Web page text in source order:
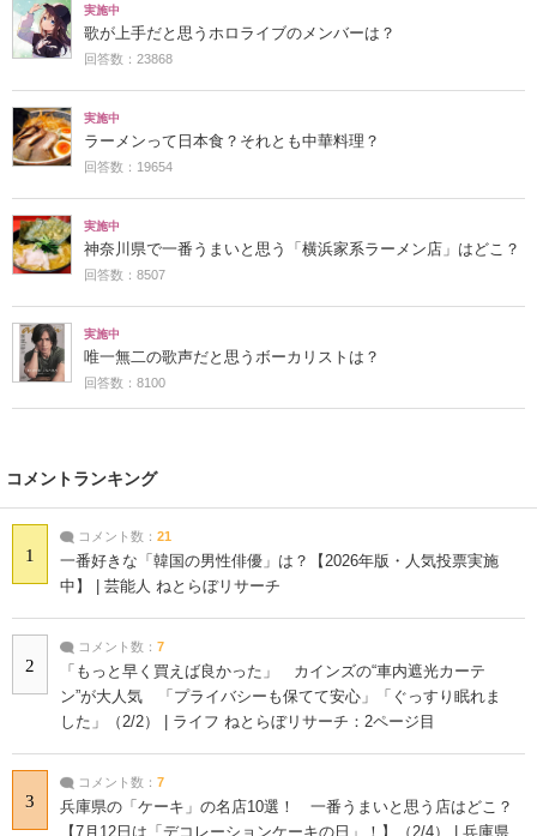
実施中
歌が上手だと思うホロライブのメンバーは？
回答数：23868
実施中
ラーメンって日本食？それとも中華料理？
回答数：19654
実施中
神奈川県で一番うまいと思う「横浜家系ラーメン店」はどこ？
回答数：8507
実施中
唯一無二の歌声だと思うボーカリストは？
回答数：8100
コメントランキング
1
コメント数： 21
一番好きな「韓国の男性俳優」は？【2026年版・人気投票実施
中】 | 芸能人 ねとらぼリサーチ
2
コメント数： 7
「もっと早く買えば良かった」 カインズの“車内遮光カーテ
ン”が大人気 「プライバシーも保てて安心」「ぐっすり眠れま
した」（2/2） | ライフ ねとらぼリサーチ：2ページ目
3
コメント数： 7
兵庫県の「ケーキ」の名店10選！ 一番うまいと思う店はどこ？
【7月12日は「デコレーションケーキの日」！】（2/4） | 兵庫県